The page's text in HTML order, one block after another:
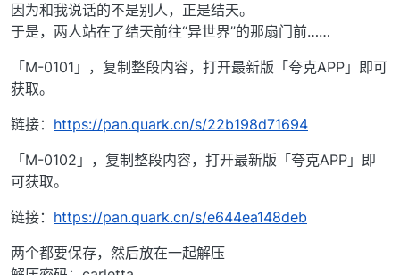
因为和我说话的不是别人，正是结天。
于是，两人站在了结天前往“异世界”的那扇门前……
「M-0101」，复制整段内容，打开最新版「夸克APP」即可
获取。
链接： https://pan.quark.cn/s/22b198d71694
「M-0102」，复制整段内容，打开最新版「夸克APP」即
可获取。
链接： https://pan.quark.cn/s/e644ea148deb
两个都要保存，然后放在一起解压